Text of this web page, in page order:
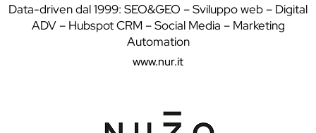
Data-driven dal 1999: SEO&GEO – Sviluppo web – Digital
ADV – Hubspot CRM – Social Media – Marketing
Automation
www.nur.it